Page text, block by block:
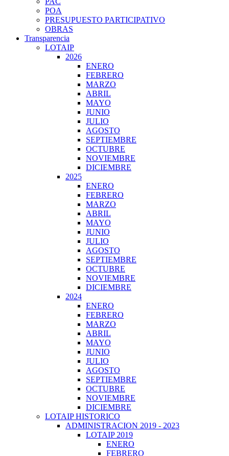
POA
PRESUPUESTO PARTICIPATIVO
OBRAS
Transparencia
LOTAIP
2026
ENERO
FEBRERO
MARZO
ABRIL
MAYO
JUNIO
JULIO
AGOSTO
SEPTIEMBRE
OCTUBRE
NOVIEMBRE
DICIEMBRE
2025
ENERO
FEBRERO
MARZO
ABRIL
MAYO
JUNIO
JULIO
AGOSTO
SEPTIEMBRE
OCTUBRE
NOVIEMBRE
DICIEMBRE
2024
ENERO
FEBRERO
MARZO
ABRIL
MAYO
JUNIO
JULIO
AGOSTO
SEPTIEMBRE
OCTUBRE
NOVIEMBRE
DICIEMBRE
LOTAIP HISTORICO
ADMINISTRACION 2019 - 2023
LOTAIP 2019
ENERO
FEBRERO